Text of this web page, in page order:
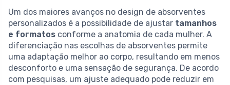
Um dos maiores avanços no design de absorventes
personalizados é a possibilidade de ajustar tamanhos
e formatos conforme a anatomia de cada mulher. A
diferenciação nas escolhas de absorventes permite
uma adaptação melhor ao corpo, resultando em menos
desconforto e uma sensação de segurança. De acordo
com pesquisas, um ajuste adequado pode reduzir em